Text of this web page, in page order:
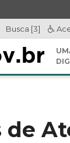
Busca [3]
de